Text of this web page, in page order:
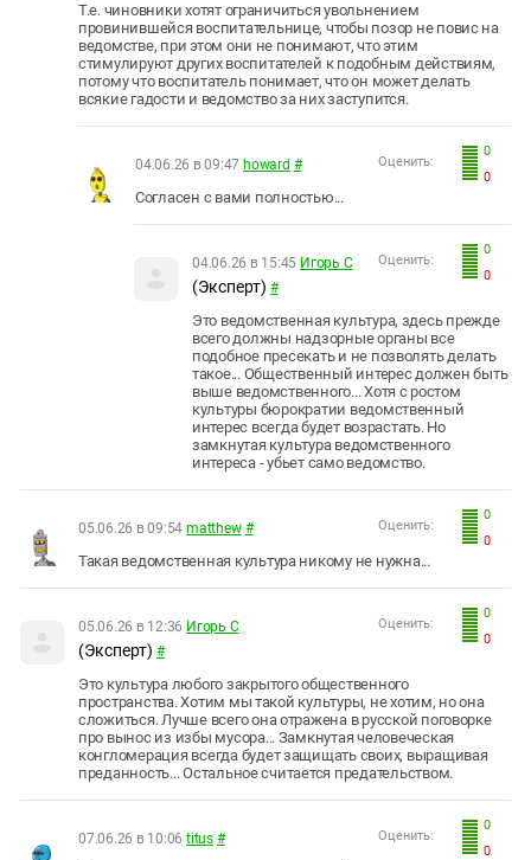
Т.е. чиновники хотят ограничиться увольнением
провинившейся воспитательнице, чтобы позор не повис на
ведомстве, при этом они не понимают, что этим
стимулируют других воспитателей к подобным действиям,
потому что воспитатель понимает, что он может делать
всякие гадости и ведомство за них заступится.
0
0
Оценить:
04.06.26 в 09:47 howard #
Согласен с вами полностью...
0
0
Оценить:
04.06.26 в 15:45 Игорь С
(Эксперт) #
Это ведомственная культура, здесь прежде
всего должны надзорные органы все
подобное пресекать и не позволять делать
такое... Общественный интерес должен быть
выше ведомственного... Хотя с ростом
культуры бюрократии ведомственный
интерес всегда будет возрастать. Но
замкнутая культура ведомственного
интереса - убьет само ведомство.
0
0
Оценить:
05.06.26 в 09:54 matthew #
Такая ведомственная культура никому не нужна...
0
0
Оценить:
05.06.26 в 12:36 Игорь С
(Эксперт) #
Это культура любого закрытого общественного
пространства. Хотим мы такой культуры, не хотим, но она
сложиться. Лучше всего она отражена в русской поговорке
про вынос из избы мусора... Замкнутая человеческая
конгломерация всегда будет защищать своих, выращивая
преданность... Остальное считается предательством.
0
0
Оценить:
07.06.26 в 10:06 titus #